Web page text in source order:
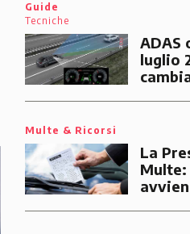
Guide
Tecniche
ADAS
luglio
Multe & Ricorsi
La
Multe: